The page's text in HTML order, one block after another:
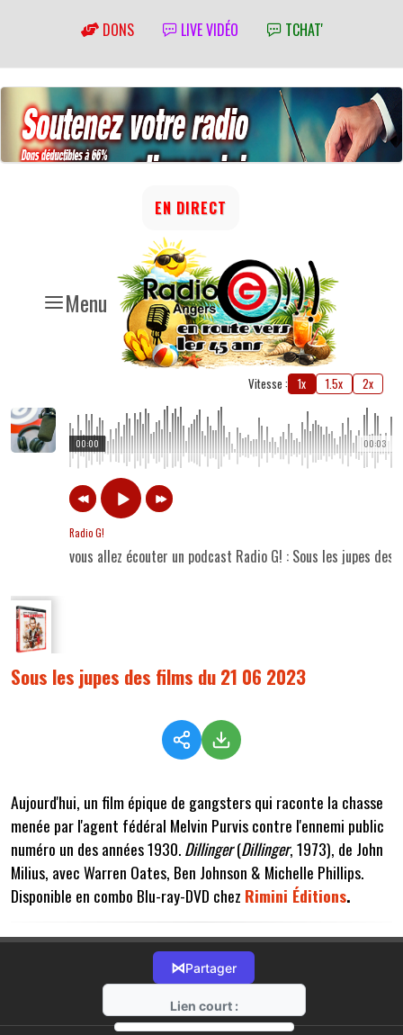
DONS LIVE VIDÉO TCHAT'
Menu
EN DIRECT
Vitesse : 1x 1.5x 2x
00:03
00:00
Radio G!
vous allez écouter un podcast Radio G! : Sous les jupes
Sous les jupes des films du 21 06 2023
Aujourd'hui, un film épique de gangsters qui raconte la chasse
menée par l'agent fédéral Melvin Purvis contre l'ennemi public
numéro un des années 1930.Dillinger(Dillinger, 1973), de John
Milius, avec Warren Oates, Ben Johnson & Michelle Phillips.
Disponible en combo Blu-ray-DVD chez Rimini Éditions.
⋈Partager
Lien court :